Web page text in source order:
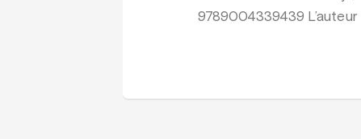
9789004339439 L’auteur